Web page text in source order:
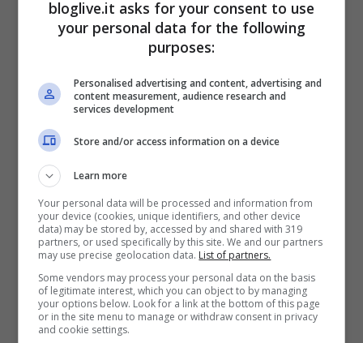
di produttività da parte delleimprese.
Basti pensare che nel marzo scorso sono
mese precedente, è aumentato lo stock di
ore richieste di cassa integrazione. Quella
Roma
senso svetta negativamente con la
bellezza di 6,5 milioni di ore di cassa
integrazione autorizzate andando a
superare in maniera alquanto
preoccupante anche le grandi Province del
Nord Italia.
bloglive.it asks for your consent to use
your personal data for the following
purposes:
Personalised advertising and content, advertising and
content measurement, audience research and
services development
Store and/or access information on a device
Learn more
Your personal data will be processed and information from
your device (cookies, unique identifiers, and other device
data) may be stored by, accessed by and shared with 319
partners, or used specifically by this site. We and our partners
may use precise geolocation data. List of partners.
Some vendors may process your personal data on the basis
of legitimate interest, which you can object to by managing
your options below. Look for a link at the bottom of this page
or in the site menu to manage or withdraw consent in privacy
and cookie settings.